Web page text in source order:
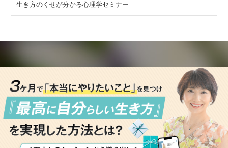
生き方のくせが分かる心理学セミナー